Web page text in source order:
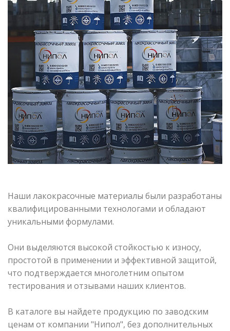
Наши лакокрасочные материалы были разработаны
квалифицированными технологами и обладают
уникальными формулами.
Они выделяются высокой стойкостью к износу,
простотой в применении и эффективной защитой,
что подтверждается многолетним опытом
тестирования и отзывами наших клиентов.
В каталоге вы найдете продукцию по заводским
ценам от компании "Нипол", без дополнительных